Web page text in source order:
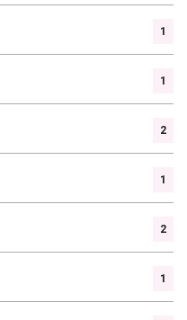
1
1
2
1
2
1